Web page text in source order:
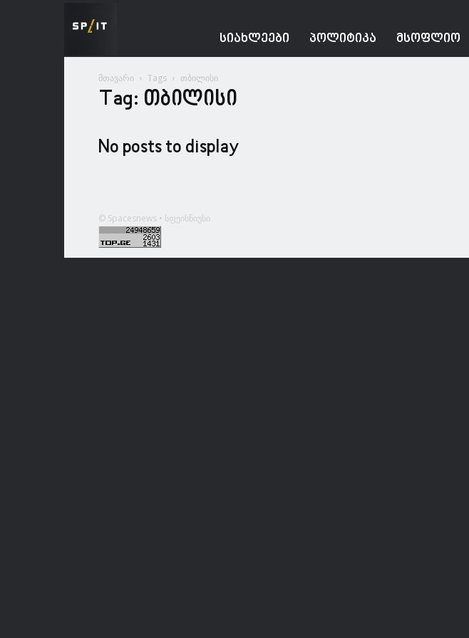
ᲡᲘᲐᲮᲚᲔᲔᲑᲘ ᲞᲝᲚᲘᲢᲘᲙᲐ ᲛᲡᲝᲤᲚᲘᲝ
მთავარი Tags თბილისი
Tag: თბილისი
No posts to display
© Spacesnews • სფეისნიუსი